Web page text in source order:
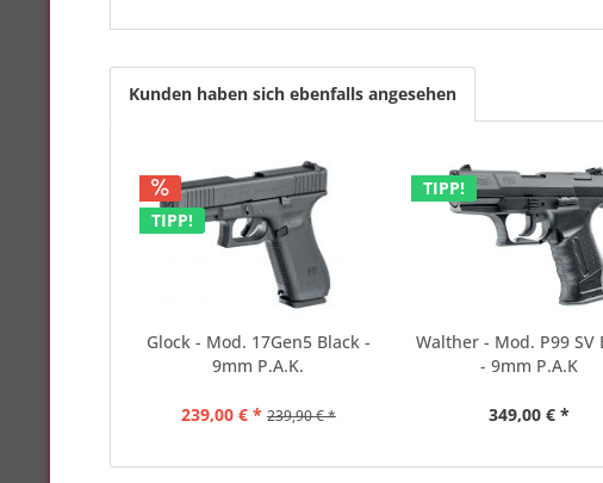
Kunden haben sich ebenfalls angesehen
TIPP!
Glock - Mod. 17Gen5 Black -
9mm P.A.K.
239,00 € * 239,90 € *
TIPP!
Walther - Mod. P99 SV
- 9mm P.A.K
349,00 € *